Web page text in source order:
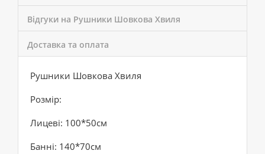
Відгуки на Рушники Шовкова Хвиля
Доставка та оплата
Рушники Шовкова Хвиля
Розмір:
Лицеві: 100*50см
Банні: 140*70см